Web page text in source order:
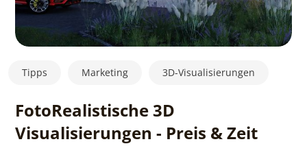
Tipps Marketing 3D-Visualisierungen
FotoRealistische 3D
Visualisierungen - Preis & Zeit